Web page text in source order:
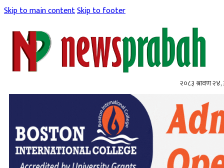
Skip to main contentSkip to footer
२०८३ श्रावण